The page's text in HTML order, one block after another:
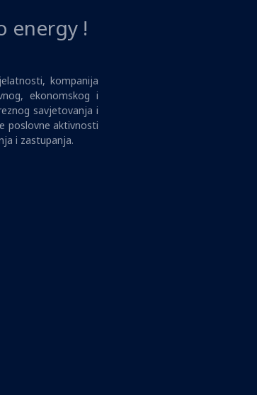
energy !
kompanija
ekonomskog i
savjetovanja i
poslovne aktivnosti
i zastupanja.